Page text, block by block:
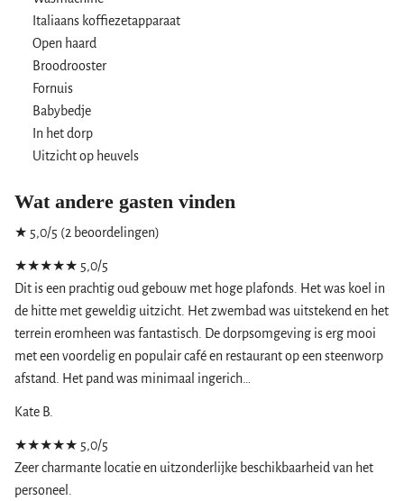
Italiaans koffiezetapparaat
Open haard
Broodrooster
Fornuis
Babybedje
In het dorp
Uitzicht op heuvels
Wat andere gasten vinden
★ 5,0/5 (2 beoordelingen)
★★★★★ 5,0/5
Dit is een prachtig oud gebouw met hoge plafonds. Het was koel in
de hitte met geweldig uitzicht. Het zwembad was uitstekend en het
terrein eromheen was fantastisch. De dorpsomgeving is erg mooi
met een voordelig en populair café en restaurant op een steenworp
afstand. Het pand was minimaal ingerich…
Kate B.
★★★★★ 5,0/5
Zeer charmante locatie en uitzonderlijke beschikbaarheid van het
personeel.